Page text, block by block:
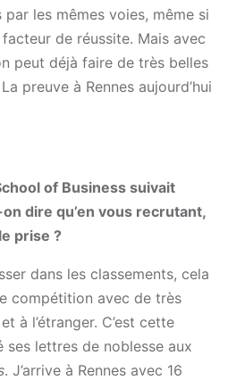
par les mêmes voies, même si
de réussite. Mais avec
peut déjà faire de très belles
preuve à Rennes aujourd’hui
of Business suivait
on dire qu’en vous recrutant,
prise ?
dans les classements, cela
compétition avec de très
à l’étranger. C’est cette
lettres de noblesse aux
. J’arrive à Rennes avec 16